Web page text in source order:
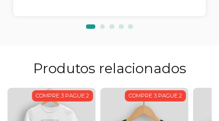
Produtos relacionados
COMPRE 3 PAGUE 2 COMPRE 3 PAGUE 2